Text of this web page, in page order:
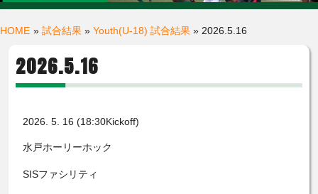
HOME » 試合結果 » Youth(U-18) 試合結果 » 2026.5.16
2026.5.16
2026. 5. 16 (18:30Kickoff)
水戸ホーリーホック
SISファシリティ